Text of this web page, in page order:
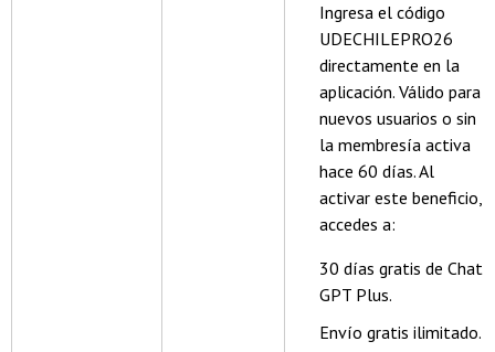
Ingresa el código
UDECHILEPRO26
directamente en la
aplicación. Válido para
nuevos usuarios o sin
la membresía activa
hace 60 días. Al
activar este beneficio,
accedes a:
30 días gratis de Chat
GPT Plus.
Envío gratis ilimitado.